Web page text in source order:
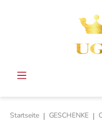
Startseite | GESCHENKE |